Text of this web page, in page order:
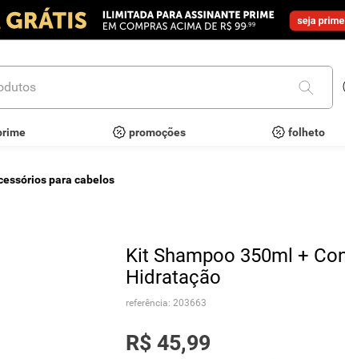
promoções folheto
para cabelos
Kit Shampoo 350ml +
Hidratação
referência:203663
R$ 45,99